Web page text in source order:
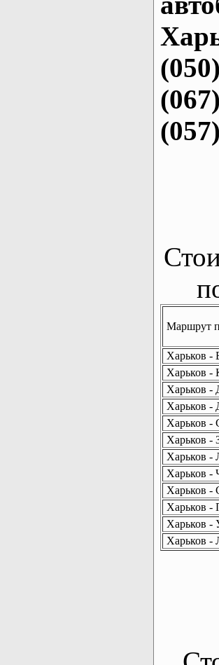
Маршрут
Харьков -
Харьков -
Харьков -
Харьков -
Харьков -
Харьков -
Харьков -
Харьков -
Харьков -
Харьков -
Харьков -
Харьков -